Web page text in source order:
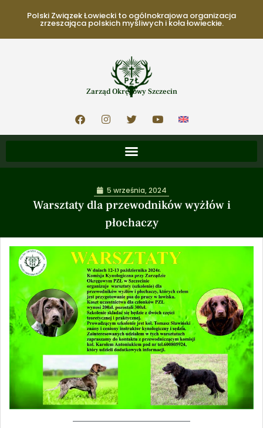
Polski Związek Łowiecki to ogólnokrajowa organizacja
zrzeszająca polskich myśliwych i koła łowieckie.
Zarząd Okręgowy Szczecin
Warsztaty dla przewodników wyżłów i
płochaczy
5 września, 2024